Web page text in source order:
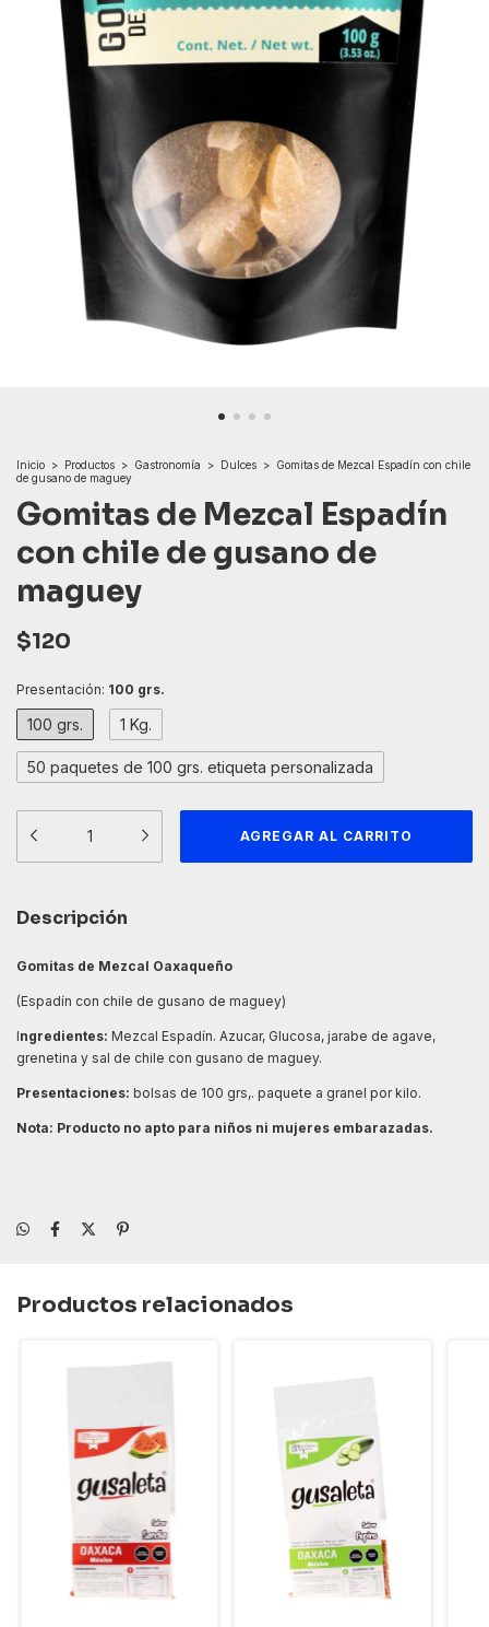
Inicio > Productos > Gastronomía > Dulces > Gomitas de Mezcal Espadín con chile
de gusano de maguey
Gomitas de Mezcal Espadín
con chile de gusano de
maguey
$120
Presentación: 100 grs.
100 grs. 1 Kg.
50 paquetes de 100 grs. etiqueta personalizada
Descripción
Gomitas de Mezcal Oaxaqueño
(Espadín con chile de gusano de maguey)
Ingredientes: Mezcal Espadín. Azucar, Glucosa, jarabe de agave,
grenetina y sal de chile con gusano de maguey.
Presentaciones: bolsas de 100 grs,. paquete a granel por kilo.
Nota: Producto no apto para niños ni mujeres embarazadas.
Productos relacionados